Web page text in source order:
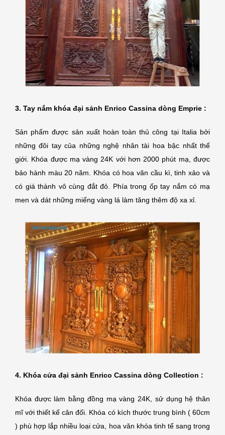
3. Tay nắm khóa đại sảnh Enrico Cassina dòng Emprie :
Sản phẩm được sản xuất hoàn toàn thủ công tại Italia bởi
những đôi tay của những nghệ nhân tài hoa bậc nhất thế
giới. Khóa được mạ vàng 24K với hơn 2000 phút mạ, được
bảo hành màu 20 năm. Khóa có hoa văn cầu kì, tinh xảo và
có giá thành vô cùng đắt đỏ. Phía trong ốp tay nắm có mạ
men và dát những miếng vàng lá làm tăng thêm độ xa xỉ.
4. Khóa cửa đại sảnh Enrico Cassina dòng Collection :
Khóa được làm bằng đồng mạ vàng 24K, sử dụng hệ thân
mĩ với thiết kế cân đối. Khóa có kích thước trung bình ( 60cm
) phù hợp lắp nhiều loại cửa, hoa văn khóa tinh tế sang trọng